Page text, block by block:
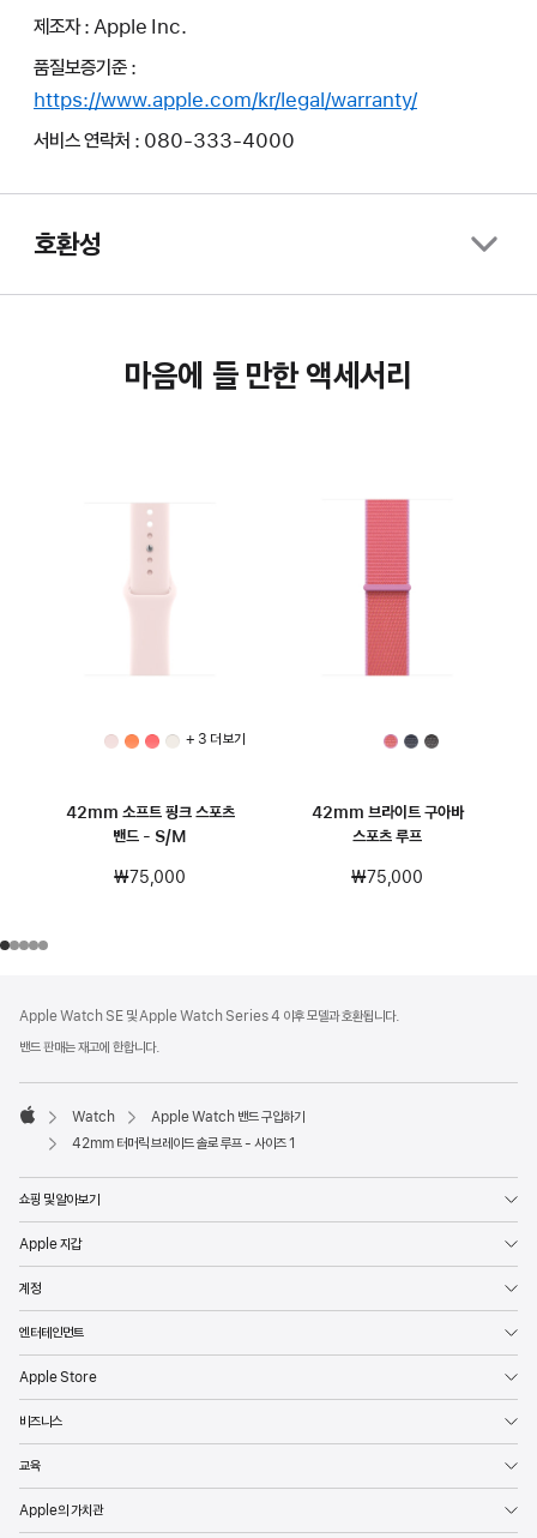
제조자 : Apple Inc.
품질보증기준 :
https://www.apple.com/kr/legal/warranty/
서비스 연락처 : 080-333-4000
호환성
마음에 들 만한 액세서리
+ 3 더 보기
42mm 소프트 핑크 스포츠
밴드 - S/M
₩75,000
42mm 브라이트 구아바
스포츠 루프
₩75,000
Apple Watch SE 및 Apple Watch Series 4 이후 모델과 호환됩니다.
밴드 판매는 재고에 한합니다.
Apple
Watch
Apple Watch 밴드 구입하기
42mm 터머릭 브레이드 솔로 루프 - 사이즈 1
쇼핑 및 알아보기
Apple 지갑
계정
엔터테인먼트
Apple Store
비즈니스
교육
Apple의 가치관